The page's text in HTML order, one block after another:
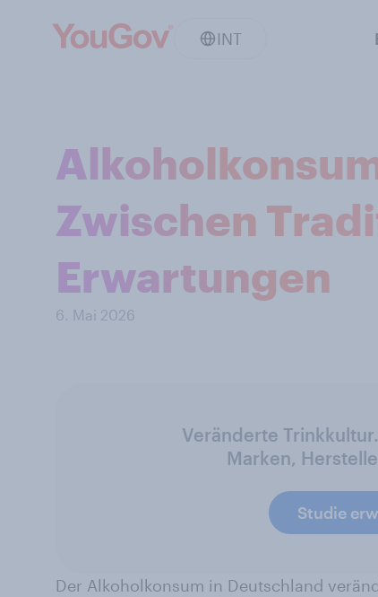
INT
Zwischen
Erwartungen
6. Mai 2026
Veränderte
Marken,
Studie
Der Alkoholkonsum in Deutschland